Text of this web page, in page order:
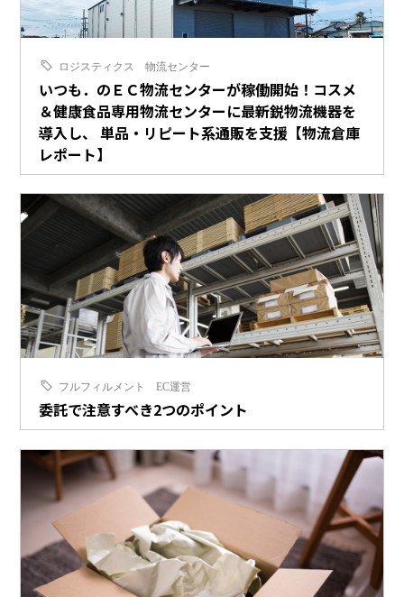
ロジスティクス 物流センター
いつも．のＥＣ物流センターが稼働開始！コスメ
＆健康食品専用物流センターに最新鋭物流機器を
導入し、 単品・リピート系通販を支援【物流倉庫
レポート】
フルフィルメント EC運営
委託で注意すべき2つのポイント